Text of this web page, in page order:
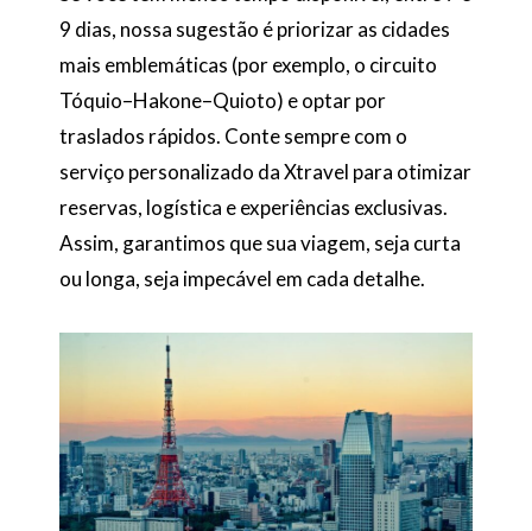
9 dias, nossa sugestão é priorizar as cidades
mais emblemáticas (por exemplo, o circuito
Tóquio–Hakone–Quioto) e optar por
traslados rápidos. Conte sempre com o
serviço personalizado da Xtravel para otimizar
reservas, logística e experiências exclusivas.
Assim, garantimos que sua viagem, seja curta
ou longa, seja impecável em cada detalhe.